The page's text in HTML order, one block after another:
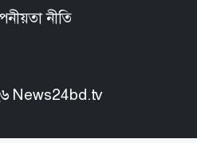
নীতি
News24bd.tv